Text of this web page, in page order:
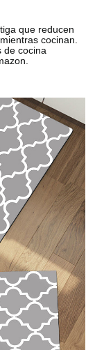
que reducen
cocinan.
de cocina